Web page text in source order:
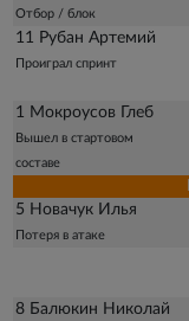
Отбор / блок
11 Рубан Артемий
Проиграл спринт
1 Мокроусов Глеб
Вышел в стартовом
составе
5 Новачук Илья
Потеря в атаке
8 Балюкин Николай